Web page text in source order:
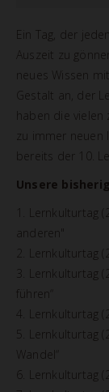
Ein Tag, der
Auszeit zu
neues Wissen
Gestalt an, der
haben die vielen
zu immer neuen
bereits der 10.
Unsere
1. Lernkulturtag
anderen"
2. Lernkulturtag
3. Lernkulturtag
führen“
4. Lernkulturtag
5. Lernkulturtag
Wandel“
6. Lernkulturtag